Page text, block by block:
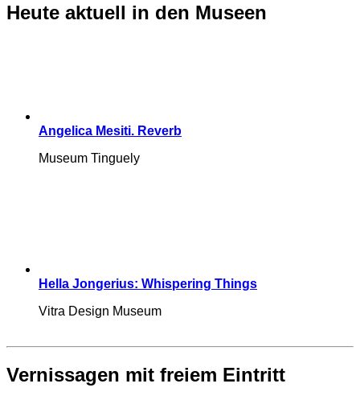
Heute aktuell in den Museen
Angelica Mesiti. Reverb
Museum Tinguely
Hella Jongerius: Whispering Things
Vitra Design Museum
Vernissagen mit freiem Eintritt